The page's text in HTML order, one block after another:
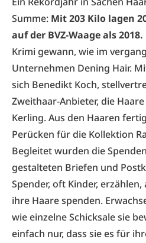
Summe: Mit 203 Kilo lagen
auf der BVZ-Waage als 2018.
Krimi gewann, wie im
Unternehmen Dening Hair.
sich Benedikt Koch,
Zweithaar-Anbieter, die
Kerling. Aus den Haaren
Perücken für die Kollektion
Begleitet wurden die
gestalteten Briefen und
Spender, oft Kinder,
ihre Haare spenden.
wie einzelne Schicksale sie
einfach nur, dass sie es für